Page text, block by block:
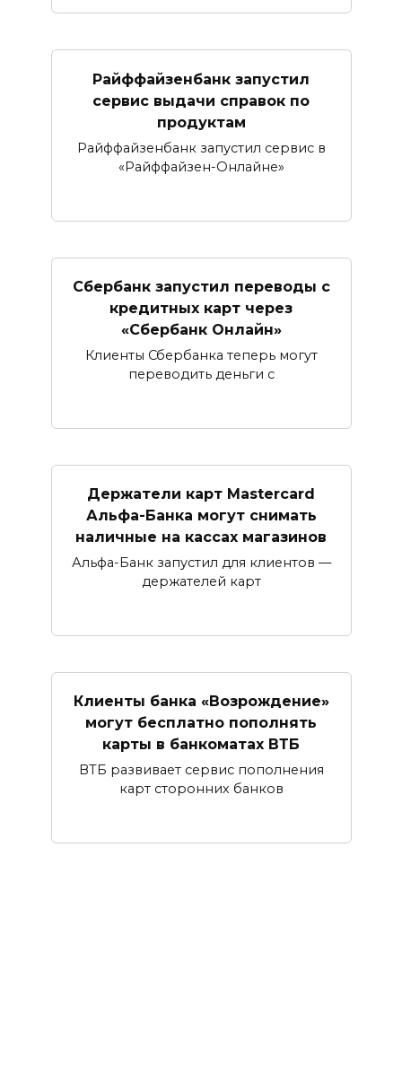
Райффайзенбанк запустил
сервис выдачи справок по
продуктам
Райффайзенбанк запустил сервис в
«Райффайзен-Онлайне»
Сбербанк запустил переводы с
кредитных карт через
«Сбербанк Онлайн»​​​​​​​
Клиенты Сбербанка теперь могут
переводить деньги с
Держатели карт Mastercard
Альфа-Банка могут снимать
наличные ​на кассах магазинов​
Альфа-Банк запустил для клиентов —
держателей карт
Клиенты банка «Возрождение»
могут бесплатно пополнять
карты в банкоматах ВТБ
ВТБ развивает сервис пополнения
карт сторонних банков